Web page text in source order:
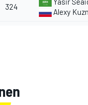
324
Alexy